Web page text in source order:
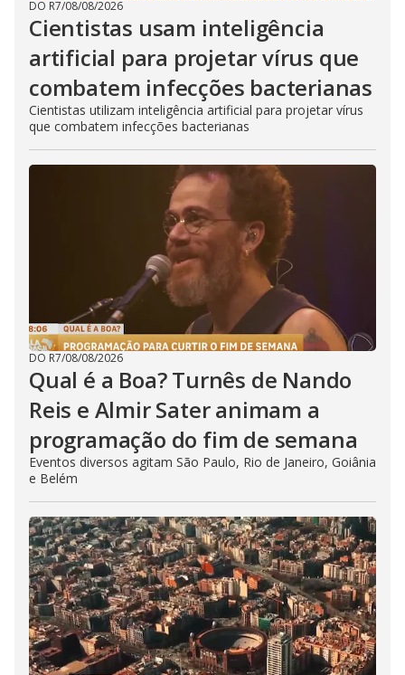
DO R7/08/08/2026
Cientistas usam inteligência
artificial para projetar vírus que
combatem infecções bacterianas
Cientistas utilizam inteligência artificial para projetar vírus
que combatem infecções bacterianas
DO R7/08/08/2026
Qual é a Boa? Turnês de Nando
Reis e Almir Sater animam a
programação do fim de semana
Eventos diversos agitam São Paulo, Rio de Janeiro, Goiânia
e Belém